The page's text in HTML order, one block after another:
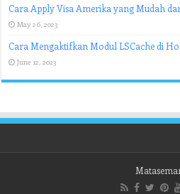
Cara Apply Visa Amerika yang Mudah
May 26, 2023
Cara Mengaktifkan Modul LSCache di
June 12, 2023